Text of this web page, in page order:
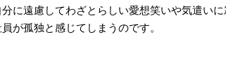
に遠慮してわざとらしい愛想笑いや気遣い
が孤独と感じてしまうのです。